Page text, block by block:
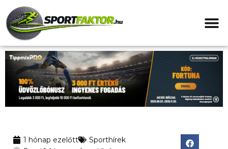
1 hónap ezelőtt
Sporthírek